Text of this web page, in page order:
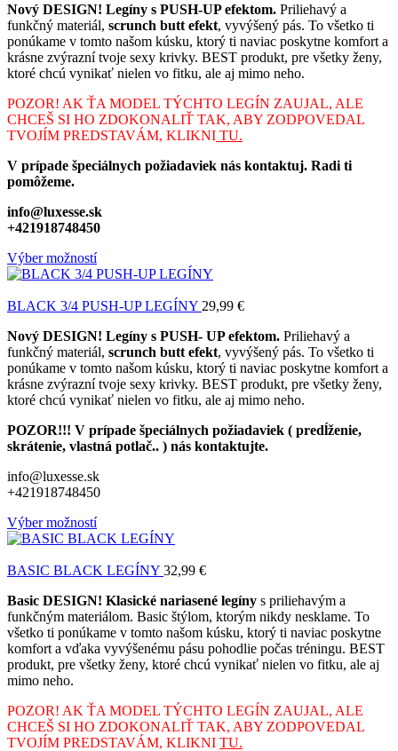
Nový DESIGN! Legíny s PUSH-UP efektom. Priliehavý a
funkčný materiál, scrunch butt efekt, vyvýšený pás. To všetko ti
ponúkame v tomto našom kúsku, ktorý ti naviac poskytne komfort a
krásne zvýrazní tvoje sexy krivky. BEST produkt, pre všetky ženy,
ktoré chcú vynikať nielen vo fitku, ale aj mimo neho.
POZOR! AK ŤA MODEL TÝCHTO LEGÍN ZAUJAL, ALE
CHCEŠ SI HO ZDOKONALIŤ TAK, ABY ZODPOVEDAL
TVOJÍM PREDSTAVÁM, KLIKNI TU.
V prípade špeciálnych požiadaviek nás kontaktuj. Radi ti
pomôžeme.
info@luxesse.sk
+421918748450
Výber možností
BLACK 3/4 PUSH-UP LEGÍNY 29,99 €
Nový DESIGN! Legíny s PUSH- UP efektom. Priliehavý a
funkčný materiál, scrunch butt efekt, vyvýšený pás. To všetko ti
ponúkame v tomto našom kúsku, ktorý ti naviac poskytne komfort a
krásne zvýrazní tvoje sexy krivky. BEST produkt, pre všetky ženy,
ktoré chcú vynikať nielen vo fitku, ale aj mimo neho.
POZOR!!! V prípade špeciálnych požiadaviek ( predĺženie,
skrátenie, vlastná potlač.. ) nás kontaktujte.
info@luxesse.sk
+421918748450
Výber možností
BASIC BLACK LEGÍNY 32,99 €
Basic DESIGN! Klasické nariasené legíny s priliehavým a
funkčným materiálom. Basic štýlom, ktorým nikdy nesklame. To
všetko ti ponúkame v tomto našom kúsku, ktorý ti naviac poskytne
komfort a vďaka vyvýšenému pásu pohodlie počas tréningu. BEST
produkt, pre všetky ženy, ktoré chcú vynikať nielen vo fitku, ale aj
mimo neho.
POZOR! AK ŤA MODEL TÝCHTO LEGÍN ZAUJAL, ALE
CHCEŠ SI HO ZDOKONALIŤ TAK, ABY ZODPOVEDAL
TVOJÍM PREDSTAVÁM, KLIKNI TU.